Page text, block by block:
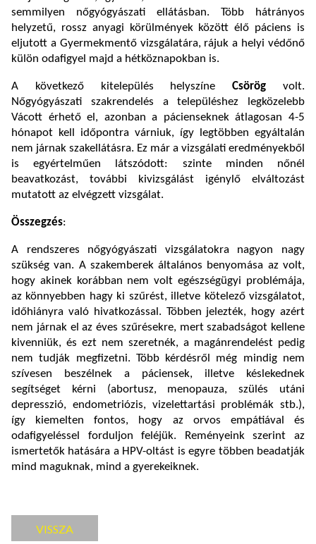
semmilyen nőgyógyászati ellátásban. Több hátrányos
helyzetű, rossz anyagi körülmények között élő páciens is
eljutott a Gyermekmentő vizsgálatára, rájuk a helyi védőnő
külön odafigyel majd a hétköznapokban is.
A következő kitelepülés helyszíneCsörögvolt.
Nőgyógyászati szakrendelés a településhez legközelebb
Vácott érhető el, azonban a pácienseknek átlagosan 4-5
hónapot kell időpontra várniuk, így legtöbben egyáltalán
nem járnak szakellátásra. Ez már a vizsgálati eredményekből
is egyértelműen látszódott: szinte minden nőnél
beavatkozást, további kivizsgálást igénylő elváltozást
mutatott az elvégzett vizsgálat.
Összegzés:
A rendszeres nőgyógyászati vizsgálatokra nagyon nagy
szükség van. A szakemberek általános benyomása az volt,
hogy akinek korábban nem volt egészségügyi problémája,
az könnyebben hagy ki szűrést, illetve kötelező vizsgálatot,
időhiányra való hivatkozással. Többen jelezték, hogy azért
nem járnak el az éves szűrésekre, mert szabadságot kellene
kivenniük, és ezt nem szeretnék, a magánrendelést pedig
nem tudják megfizetni. Több kérdésről még mindig nem
szívesen beszélnek a páciensek, illetve késlekednek
segítséget kérni (abortusz, menopauza, szülés utáni
depresszió, endometriózis, vizelettartási problémák stb.),
így kiemelten fontos, hogy az orvos empátiával és
odafigyeléssel forduljon feléjük. Reményeink szerint az
ismertetők hatására a HPV-oltást is egyre többen beadatják
mind maguknak, mind a gyerekeiknek.
VISSZA